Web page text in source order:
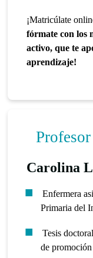
¡Matricúlate
fórmate con los
activo, que te
aprendizaje!
Profesor
Carolina
Enfermera
Primaria del
Tesis
de promoción